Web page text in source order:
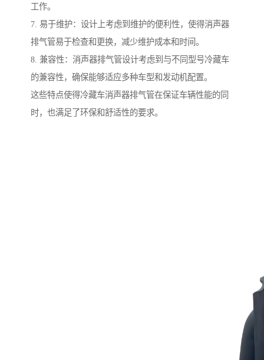
工作。
7. 易于维护：设计上考虑到维护的便利性，使得消声器
排气管易于检查和更换，减少维护成本和时间。
8. 兼容性：消声器排气管设计考虑到与不同型号冷藏车
的兼容性，确保能够适应多种车型和发动机配置。
这些特点使得冷藏车消声器排气管在保证车辆性能的同
时，也满足了环保和舒适性的要求。